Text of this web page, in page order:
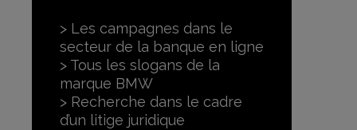
Les campagnes dans le
secteur de la banque en ligne
Tous les slogans de la
marque BMW
Recherche dans le cadre
d’un litige juridique